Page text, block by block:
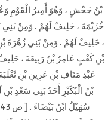
بْنُ جَحْشٍ ، وَهُوَ أَمِيرُ الْقَوْمِ
خُزَيْمَةَ ، حَلِيفٌ لَهُمْ . وَمِنْ بَنِي
، حَلِيفٌ لَهُمْ . وَمِنْ بَنِي زُهْرَةَ
بْنِ كَعْبٍ عَامِرُ بْنُ رَبِيعَةَ ،
عَبْدِ مَنَافِ بْنِ عَرِينِ بْنِ
بْنُ الْبُكَيْرِ أَحَدُ بَنِي سَعْدِ